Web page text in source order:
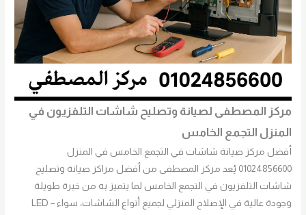
مركز المصطفى لصيانة وتصليح شاشات التلفزيون في
المنزل التجمع الخامس
أفضل مركز صيانة شاشات في التجمع الخامس في المنزل
01024856600 يُعد مركز المصطفى من أفضل مراكز صيانة وتصليح
شاشات التلفزيون في التجمع الخامس لما يتميز به من خبرة طويلة
وجودة عالية في الإصلاح المنزلي لجميع أنواع الشاشات، سواء LED –